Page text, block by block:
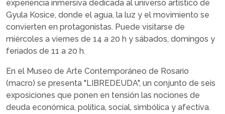
experiencia inmersiva dedicada al universo artístico de
Gyula Kosice, donde el agua, la luz y el movimiento se
convierten en protagonistas. Puede visitarse de
miércoles a viernes de 14 a 20 h y sábados, domingos y
feriados de 11 a 20 h.
En el Museo de Arte Contemporáneo de Rosario
(macro) se presenta "LIBREDEUDA", un conjunto de seis
exposiciones que ponen en tensión las nociones de
deuda económica, política, social, simbólica y afectiva.